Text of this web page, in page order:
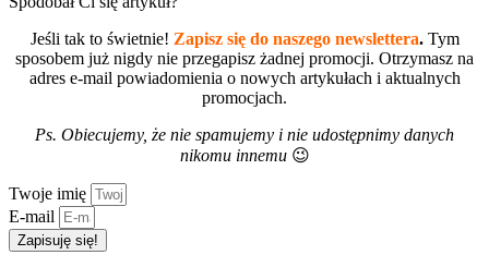
Jeśli tak to świetnie! Zapisz się do naszego newslettera.Tym
sposobem już nigdy nie przegapisz żadnej promocji. Otrzymasz na
adres e-mail powiadomienia o nowych artykułach i aktualnych
promocjach.
Ps. Obiecujemy, że nie spamujemy i nie udostępnimy danych
nikomu innemu😉
Twoje imię
E-mail
Zapisuję się!